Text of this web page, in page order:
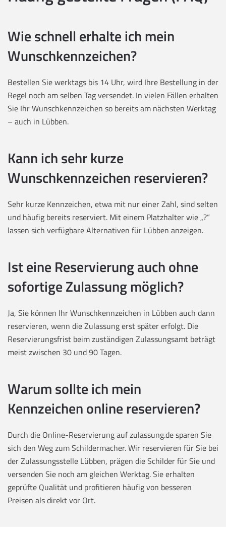
Wie schnell erhalte ich mein
Wunschkennzeichen?
Bestellen Sie werktags bis 14 Uhr, wird Ihre Bestellung in der
Regel noch am selben Tag versendet. In vielen Fällen erhalten
Sie Ihr Wunschkennzeichen so bereits am nächsten Werktag
– auch in Lübben.
Kann ich sehr kurze
Wunschkennzeichen reservieren?
Sehr kurze Kennzeichen, etwa mit nur einer Zahl, sind selten
und häufig bereits reserviert. Mit einem Platzhalter wie „?“
lassen sich verfügbare Alternativen für Lübben anzeigen.
Ist eine Reservierung auch ohne
sofortige Zulassung möglich?
Ja, Sie können Ihr Wunschkennzeichen in Lübben auch dann
reservieren, wenn die Zulassung erst später erfolgt. Die
Reservierungsfrist beim zuständigen Zulassungsamt beträgt
meist zwischen 30 und 90 Tagen.
Warum sollte ich mein
Kennzeichen online reservieren?
Durch die Online-Reservierung auf zulassung.de sparen Sie
sich den Weg zum Schildermacher. Wir reservieren für Sie bei
der Zulassungsstelle Lübben, prägen die Schilder für Sie und
versenden Sie noch am gleichen Werktag. Sie erhalten
geprüfte Qualität und profitieren häufig von besseren
Preisen als direkt vor Ort.